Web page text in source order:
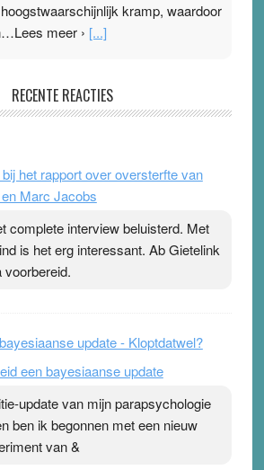
kramp, waardoor
meer › [...]
van Beek
ermee hun hartslag te verlagen
opnemen. Daarop heeft zo’n
Maar het gevoel ‘makkelijker te
de topspsort ›[...]
RECENTE REACTIES
het rapport over oversterfte van
Marc Jacobs
complete interview beluisterd. Met
is het erg interessant. Ab Gietelink
voorbereid.
update - Kloptdatwel?
een bayesiaanse update
update van mijn parapsychologie
ben ik begonnen met een nieuw
van &